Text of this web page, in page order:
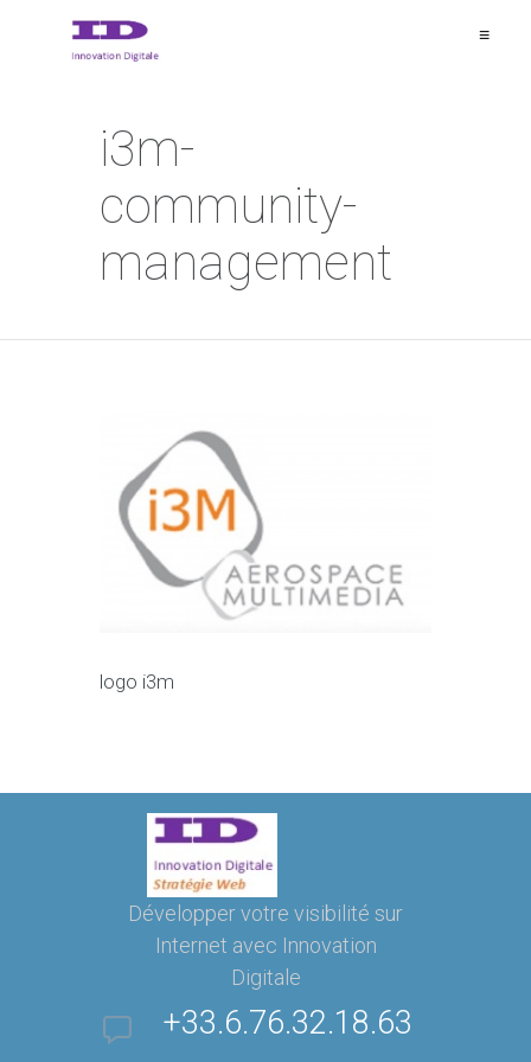
≡
i3m-
community-
management
logo i3m
Développer votre visibilité sur
Internet avec Innovation
Digitale
+33.6.76.32.18.63